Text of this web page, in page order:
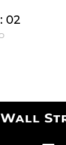
02